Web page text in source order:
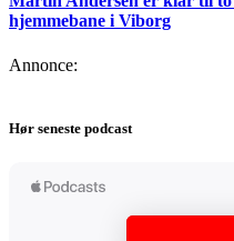
hjemmebane i Viborg
Annonce:
Hør seneste podcast